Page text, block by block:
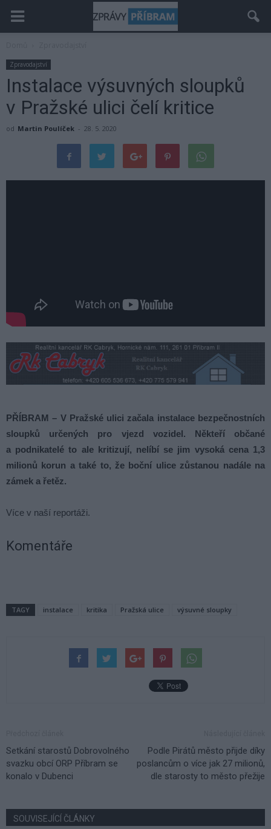
Zpravodajství
Instalace výsuvných sloupků
v Pražské ulici čelí kritice
od Martin Poulíček - 28. 5. 2020
PŘÍBRAM – V Pražské ulici začala instalace bezpečnostních
sloupků určených pro vjezd vozidel. Někteří občané
a podnikatelé to ale kritizují, nelíbí se jim vysoká cena 1,3
milionů korun a také to, že boční ulice zůstanou nadále na
zámek a řetěz.
Více v naší reportáži.
Komentáře
TAGY instalace kritika Pražská ulice výsuvné sloupky
Setkání starostů Dobrovolného
svazku obcí ORP Příbram se
konalo v Dubenci
Podle Pirátů město přijde díky
poslancům o více jak 27 milionů,
dle starosty to město přežije
SOUVISEJÍCÍ ČLÁNKY